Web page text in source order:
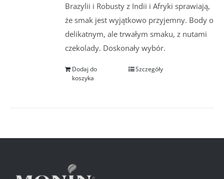
Brazylii i Robusty z Indii i Afryki sprawiają,
że smak jest wyjątkowo przyjemny. Body o
delikatnym, ale trwałym smaku, z nutami
czekolady. Doskonały wybór.
Dodaj do
koszyka
Szczegóły